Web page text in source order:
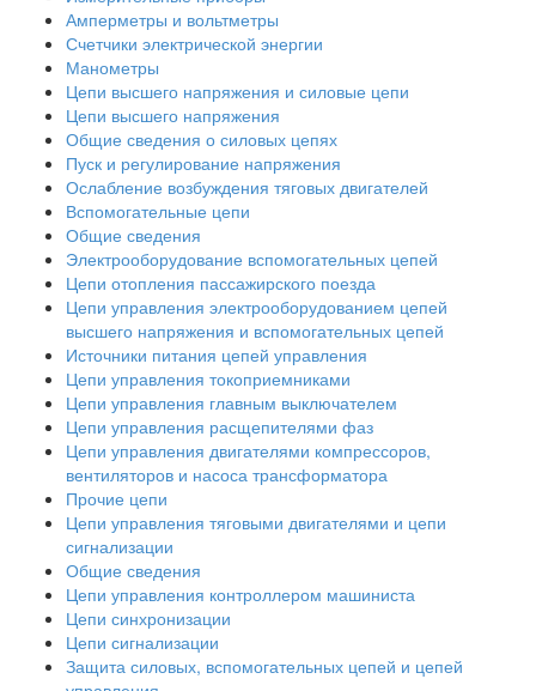
Амперметры и вольтметры
Счетчики электрической энергии
Манометры
Цепи высшего напряжения и силовые цепи
Цепи высшего напряжения
Общие сведения о силовых цепях
Пуск и регулирование напряжения
Ослабление возбуждения тяговых двигателей
Вспомогательные цепи
Общие сведения
Электрооборудование вспомогательных цепей
Цепи отопления пассажирского поезда
Цепи управления электрооборудованием цепей
высшего напряжения и вспомогательных цепей
Источники питания цепей управления
Цепи управления токоприемниками
Цепи управления главным выключателем
Цепи управления расщепителями фаз
Цепи управления двигателями компрессоров,
вентиляторов и насоса трансформатора
Прочие цепи
Цепи управления тяговыми двигателями и цепи
сигнализации
Общие сведения
Цепи управления контроллером машиниста
Цепи синхронизации
Цепи сигнализации
Защита силовых, вспомогательных цепей и цепей